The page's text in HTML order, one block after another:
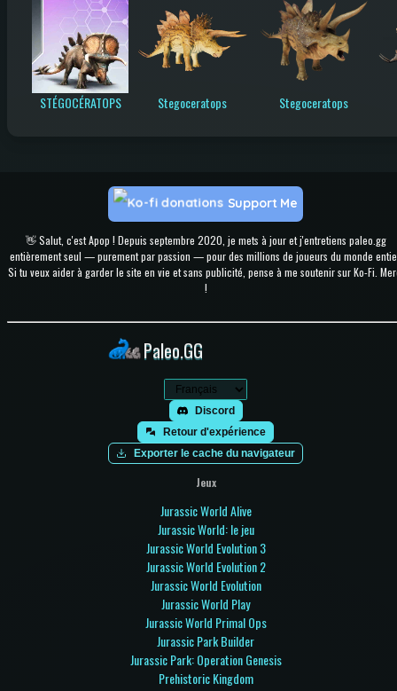
STÉGOCÉRATOPS Stegoceratops Stegoceratops
👋 Salut, c'est Apop ! Depuis septembre 2020, je mets à jour et j'entretiens paleo.gg
entièrement seul — purement par passion — pour des millions de joueurs du monde
Si tu veux aider à garder le site en vie et sans publicité, pense à me soutenir sur Ko-Fi.
!
Support Me
Paleo.GG
Discord
Retour d'expérience
Exporter le cache du navigateur
Jeux
Jurassic World Alive
Jurassic World: le jeu
Jurassic World Evolution 3
Jurassic World Evolution 2
Jurassic World Evolution
Jurassic World Play
Jurassic World Primal Ops
Jurassic Park Builder
Jurassic Park: Operation Genesis
Prehistoric Kingdom